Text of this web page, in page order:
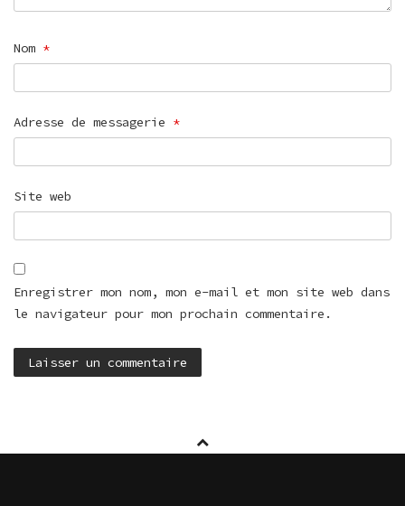
Nom *
Adresse de messagerie *
Site web
Enregistrer mon nom, mon e-mail et mon site web dans
le navigateur pour mon prochain commentaire.